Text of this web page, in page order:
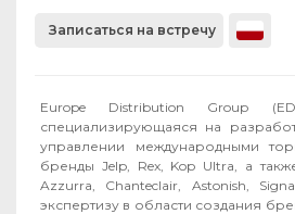
Записаться на встречу
Europe Distribution Group
специализирующаяся на
управлении международными
бренды Jelp, Rex, Kop Ultra, а
Azzurra, Chanteclair, Astonish,
экспертизу в области создания